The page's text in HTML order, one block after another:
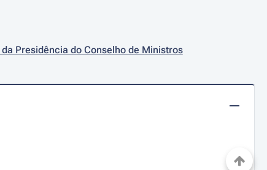
Presidência do Conselho de Ministros